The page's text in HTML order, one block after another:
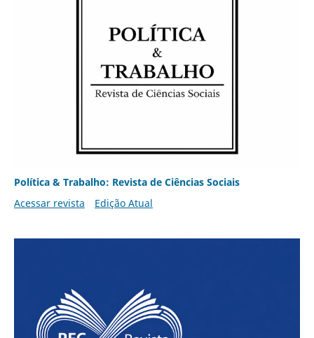
Política & Trabalho: Revista de Ciências Sociais
Acessar revista
Edição Atual